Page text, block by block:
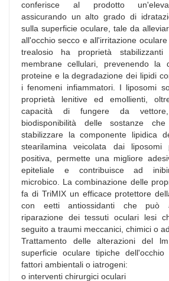
conferisce al prodotto
assicurando un alto grado di
sulla superficie oculare, tale da
all'occhio secco e all'irritazione
trealosio ha proprietà
membrane cellulari, prevenendo la
proteine e la degradazione dei lipidi
i fenomeni infiammatori. I liposomi
proprietà lenitive ed emollienti,
capacità di fungere da
biodisponibilità delle sostanze
stabilizzare la componente lipidica
stearilamina veicolata dai
positiva, permette una migliore
epiteliale e contribuisce ad
microbico. La combinazione delle
fa di TriMIX un efficace protettore
con eetti antiossidanti che può
riparazione dei tessuti oculari lesi
seguito a traumi meccanici, chimici o
Trattamento delle alterazioni del
superficie oculare tipiche
fattori ambientali o iatrogeni:
o interventi chirurgici oculari